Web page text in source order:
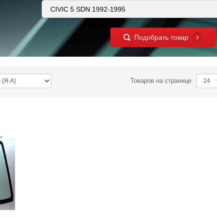
Подобрать товар
Товаров на странице